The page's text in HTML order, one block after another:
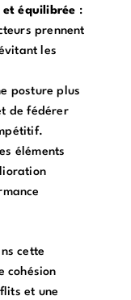
et équilibrée :
prennent
les
posture plus
de fédérer
éléments
cette
cohésion
et une